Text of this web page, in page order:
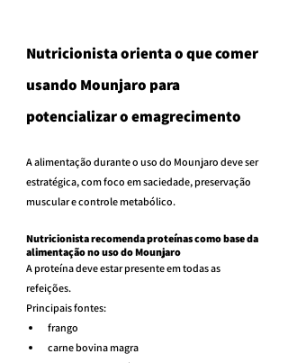
Nutricionista orienta o que comer
usando Mounjaro para
potencializar o emagrecimento
A alimentação durante o uso do Mounjaro deve ser
estratégica, com foco em saciedade, preservação
muscular e controle metabólico.
Nutricionista recomenda proteínas como base da
alimentação no uso do Mounjaro
A proteína deve estar presente em todas as
refeições.
Principais fontes:
frango
carne bovina magra